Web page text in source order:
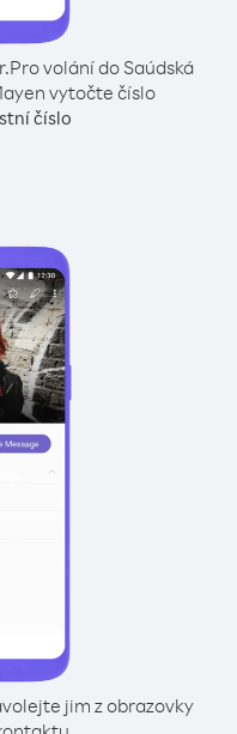
Pro volání do Saúdská
vytočte číslo
číslo
jim z obrazovky